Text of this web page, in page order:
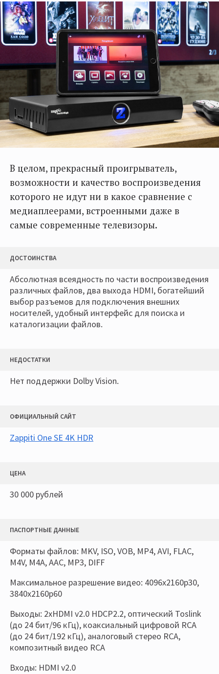
В целом, прекрасный проигрыватель,
возможности и качество воспроизведения
которого не идут ни в какое сравнение с
медиаплеерами, встроенными даже в
самые современные телевизоры.
ДОСТОИНСТВА
Абсолютная всеядность по части воспроизведения
различных файлов, два выхода HDMI, богатейший
выбор разъемов для подключения внешних
носителей, удобный интерфейс для поиска и
каталогизации файлов.
НЕДОСТАТКИ
Нет поддержки Dolby Vision.
ОФИЦИАЛЬНЫЙ САЙТ
Zappiti One SE 4K HDR
ЦЕНА
30 000 рублей
ПАСПОРТНЫЕ ДАННЫЕ
Форматы файлов: MKV, ISO, VOB, MP4, AVI, FLAC,
M4V, M4A, AAC, MP3, DIFF
Максимальное разрешение видео: 4096x2160p30,
3840х2160р60
Выходы: 2xHDMI v2.0 HDCP2.2, оптический Toslink
(до 24 бит/96 кГц), коаксиальный цифровой RCA
(до 24 бит/192 кГц), аналоговый стерео RCA,
композитный видео RCA
Входы: HDMI v2.0